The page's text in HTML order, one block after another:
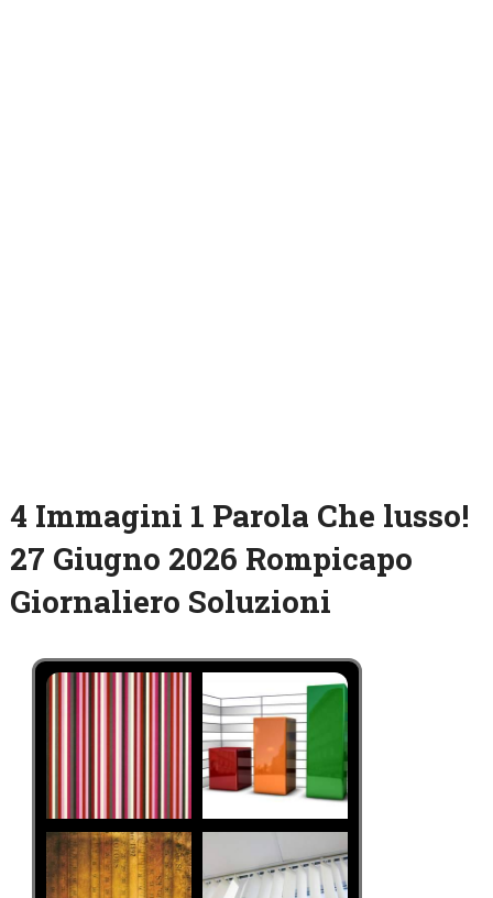
4 Immagini 1 Parola Che lusso!
27 Giugno 2026 Rompicapo
Giornaliero Soluzioni